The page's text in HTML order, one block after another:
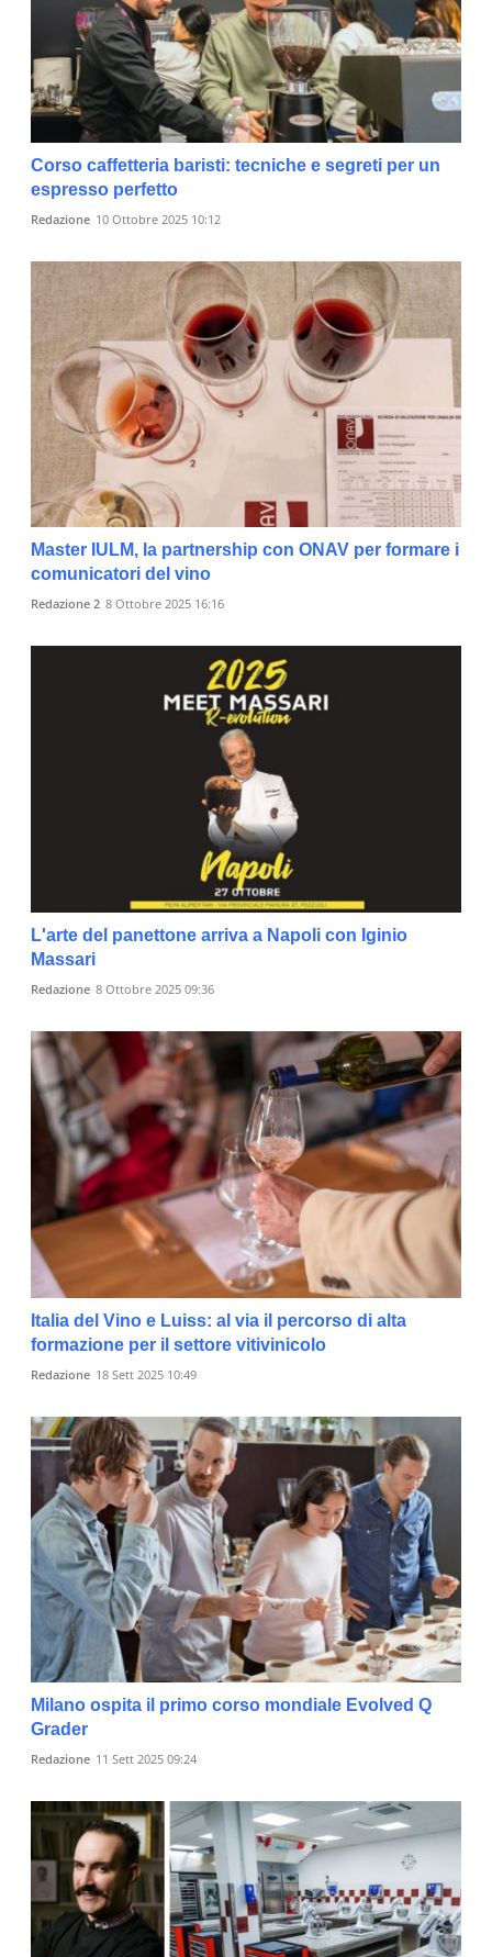
Corso caffetteria baristi: tecniche e segreti per un
espresso perfetto
Redazione 10 Ottobre 2025 10:12
Master IULM, la partnership con ONAV per formare i
comunicatori del vino
Redazione 2 8 Ottobre 2025 16:16
L'arte del panettone arriva a Napoli con Iginio
Massari
Redazione 8 Ottobre 2025 09:36
Italia del Vino e Luiss: al via il percorso di alta
formazione per il settore vitivinicolo
Redazione 18 Sett 2025 10:49
Milano ospita il primo corso mondiale Evolved Q
Grader
Redazione 11 Sett 2025 09:24